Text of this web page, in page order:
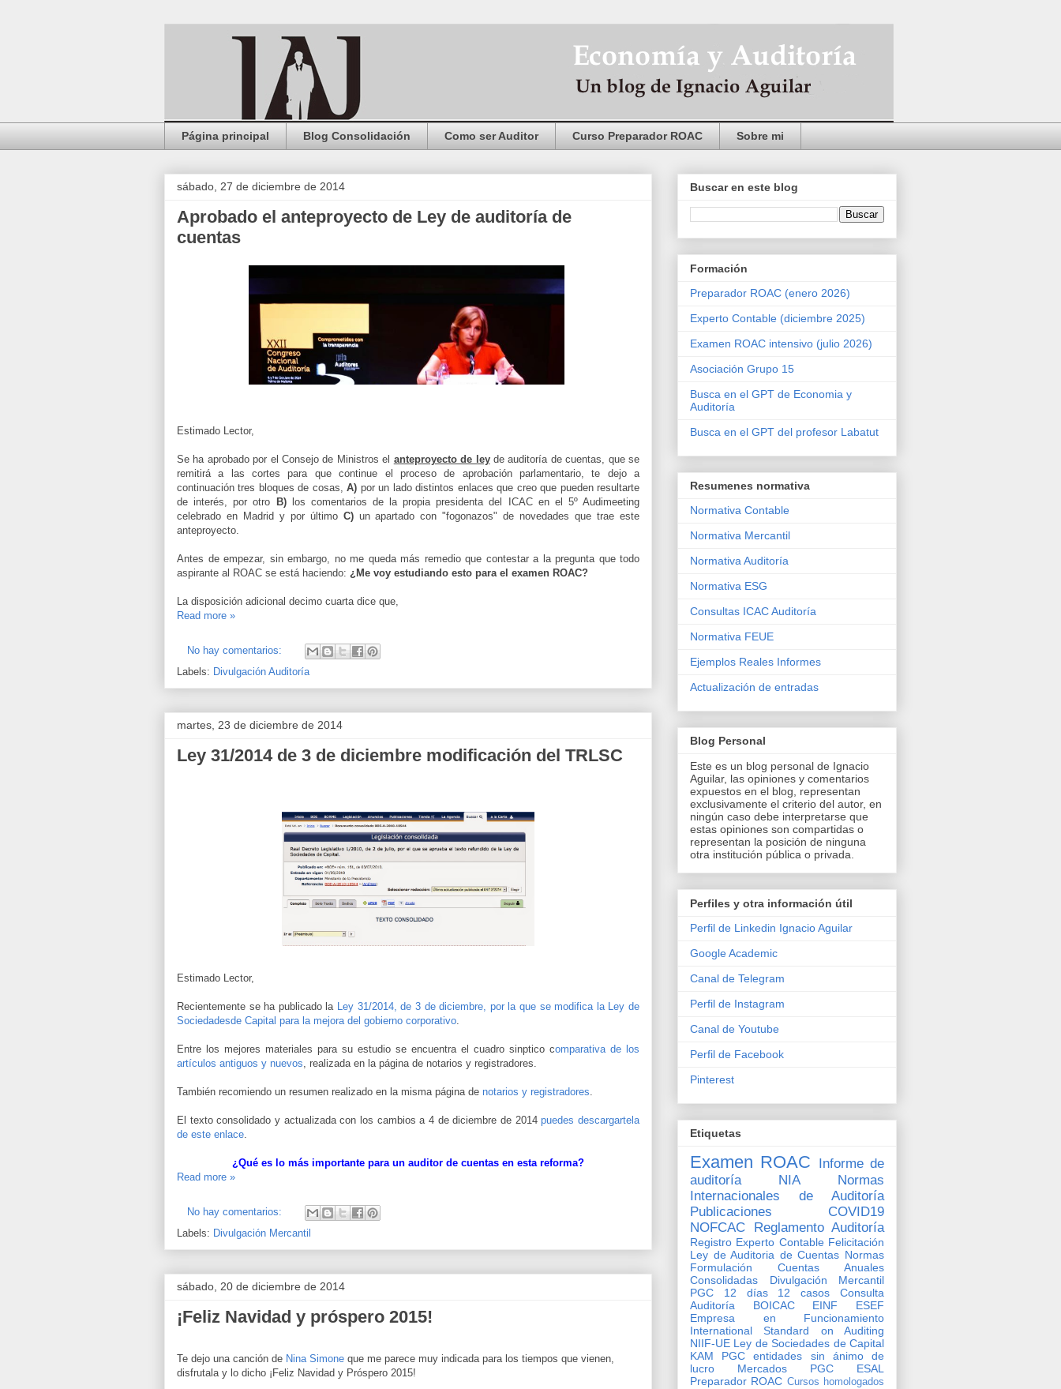
Página principal Blog Consolidación Como ser Auditor Curso Preparador ROAC Sobre mi
sábado, 27 de diciembre de 2014
Aprobado el anteproyecto de Ley de auditoría de
cuentas
Estimado Lector,
Se ha aprobado por el Consejo de Ministros el anteproyecto de leyde auditoría de cuentas, que se
remitirá a las cortes para que continue el proceso de aprobación parlamentario, te dejo a
continuación tres bloques de cosas,A) por un lado distintos enlaces que creo que pueden resultarte
de interés, por otro
B)los comentarios de la propia presidenta del ICAC en el 5º Audimeeting
celebrado en Madrid y por último C) un apartado con "fogonazos" de novedades que trae este
anteproyecto.
Antes de empezar, sin embargo, no me queda más remedio que contestar a la pregunta que todo
aspirante al ROAC se está haciendo: ¿Me voy estudiando esto para el examen ROAC?
La disposición adicional decimo cuarta dice que,
Read more »
No hay comentarios:
Labels: Divulgación Auditoría
martes, 23 de diciembre de 2014
Ley 31/2014 de 3 de diciembre modificación del TRLSC
Estimado Lector,
Recientemente se ha publicado la Ley 31/2014, de 3 de diciembre, por la que se modifica la Ley de
Sociedadesde Capital para la mejora del gobierno corporativo
Entre los mejores materiales para su estudio se encuentra el cuadro sinptico comparativa de los
artículos antiguos y nuevos , realizada en la página de notarios y registradores.
También recomiendo un resumen realizado en la misma página de notarios y registradores
El texto consolidado y actualizada con los cambios a 4 de diciembre de 2014puedes descargartela
de este enlace
¿Qué es lo más importante para un auditor de cuentas en esta reforma?
Read more »
No hay comentarios:
Labels: Divulgación Mercantil
sábado, 20 de diciembre de 2014
¡Feliz Navidad y próspero 2015!
Te dejo una canción de Nina Simone que me parece muy indicada para los tiempos que vienen,
disfrutala y lo dicho ¡Feliz Navidad y Próspero 2015!
Buscar en este blog
Formación
Preparador ROAC (enero 2026)
Experto Contable (diciembre 2025)
Examen ROAC intensivo (julio 2026)
Asociación Grupo 15
Busca en el GPT de Economia y
Auditoría
Busca en el GPT del profesor Labatut
Resumenes normativa
Normativa Contable
Normativa Mercantil
Normativa Auditoría
Normativa ESG
Consultas ICAC Auditoría
Normativa FEUE
Ejemplos Reales Informes
Actualización de entradas
Blog Personal
Este es un blog personal de Ignacio
Aguilar, las opiniones y comentarios
expuestos en el blog, representan
exclusivamente el criterio del autor, en
ningún caso debe interpretarse que
estas opiniones son compartidas o
representan la posición de ninguna
otra institución pública o privada.
Perfiles y otra información útil
Perfil de Linkedin Ignacio Aguilar
Google Academic
Canal de Telegram
Perfil de Instagram
Canal de Youtube
Perfil de Facebook
Pinterest
Etiquetas
Examen ROAC
Informe de
auditoría
NIA
Normas
Internacionales de Auditoría
Publicaciones
COVID19
NOFCAC
Reglamento Auditoría
Registro Experto Contable Felicitación
Ley de Auditoria de Cuentas Normas
Formulación Cuentas Anuales
Consolidadas
Divulgación Mercantil
PGC
12 días 12 casos
Consulta
Auditoría BOICAC
EINF
ESEF
Empresa en Funcionamiento
International Standard on Auditing
NIIF-UE Ley de Sociedades de Capital
KAM
PGC entidades sin ánimo de
lucro
Mercados
PGC ESAL
Preparador ROAC Cursos homologados